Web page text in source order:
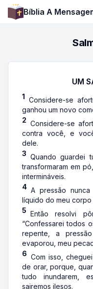
Bíblia A
UM
1 Considere-se
ganhou um novo
2 Considere-se
contra você, e
dele.
3 Quando guardei
transformaram em
intermináveis.
4 A pressão
líquido do meu corpo
5 Então resolvi
“Confessarei todos
repente, a
evaporou, meu
6 Com isso,
de orar, porque,
tudo inundarem,
sairemos ilesos.